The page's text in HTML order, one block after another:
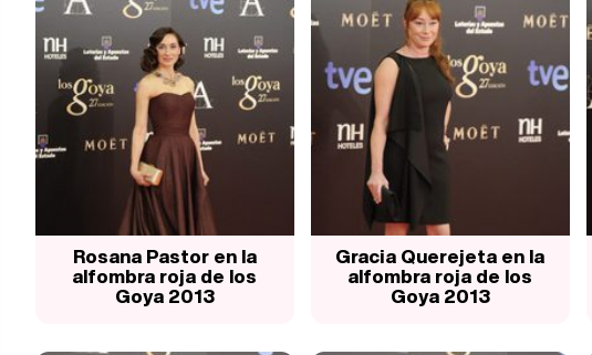
Rosana Pastor en la
alfombra roja de los
Goya 2013
Gracia Querejeta en la
alfombra roja de los
Goya 2013